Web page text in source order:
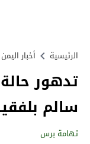
الرئيسية أخبار اليمن
تدهور
سالم
تهامة برس